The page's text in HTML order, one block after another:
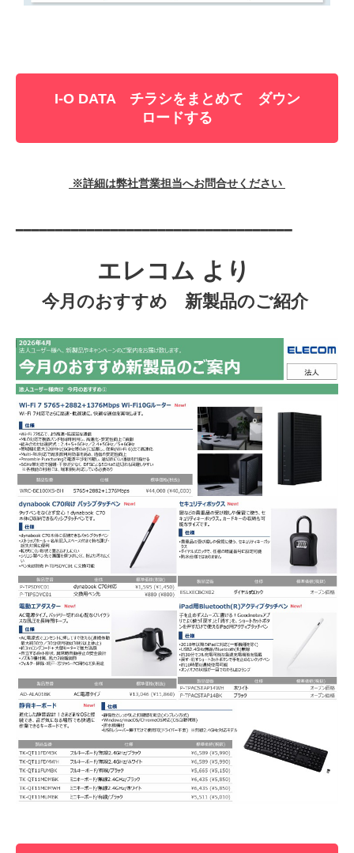
I-O DATA チラシをまとめて ダウン
ロードする
※詳細は弊社営業担当へお問合せください
━━━━━━━━━━━━━━━━━━━━━━━━━━━━━━━━━━━
エレコム より
今月のおすすめ 新製品のご紹介